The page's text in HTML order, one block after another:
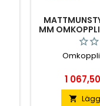
MM
Pris
1
